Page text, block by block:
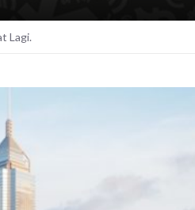
Lagi.